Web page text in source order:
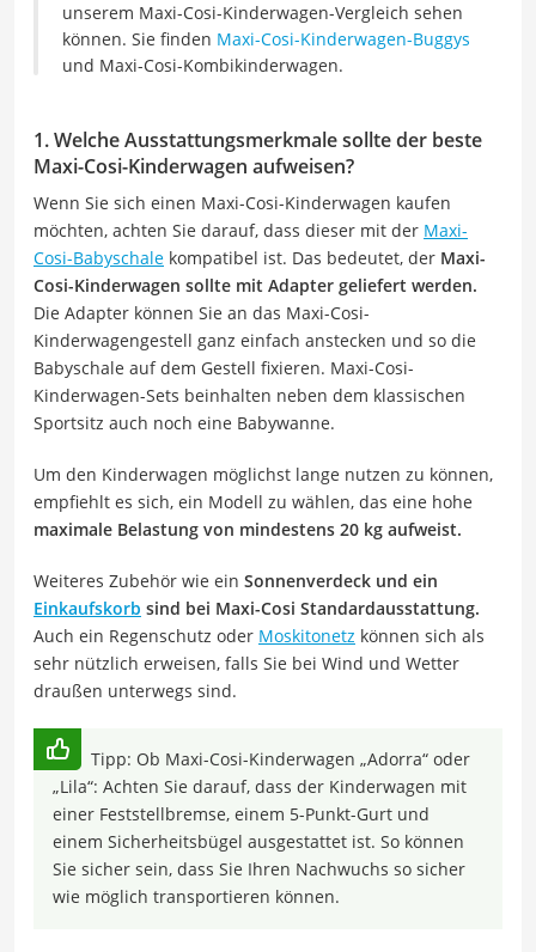
unserem Maxi-Cosi-Kinderwagen-Vergleich sehen
können. Sie finden Maxi-Cosi-Kinderwagen-Buggys
und Maxi-Cosi-Kombikinderwagen.
1. Welche Ausstattungsmerkmale sollte der beste
Maxi-Cosi-Kinderwagen aufweisen?
Wenn Sie sich einen Maxi-Cosi-Kinderwagen kaufen
möchten, achten Sie darauf, dass dieser mit der Maxi-
Cosi-Babyschale kompatibel ist. Das bedeutet, der Maxi-
Cosi-Kinderwagen sollte mit Adapter geliefert werden.
Die Adapter können Sie an das Maxi-Cosi-
Kinderwagengestell ganz einfach anstecken und so die
Babyschale auf dem Gestell fixieren. Maxi-Cosi-
Kinderwagen-Sets beinhalten neben dem klassischen
Sportsitz auch noch eine Babywanne.
Um den Kinderwagen möglichst lange nutzen zu können,
empfiehlt es sich, ein Modell zu wählen, das eine hohe
maximale Belastung von mindestens 20 kg aufweist.
Weiteres Zubehör wie ein Sonnenverdeck und ein
Einkaufskorb sind bei Maxi-Cosi Standardausstattung.
Auch ein Regenschutz oder Moskitonetz können sich als
sehr nützlich erweisen, falls Sie bei Wind und Wetter
draußen unterwegs sind.
Tipp: Ob Maxi-Cosi-Kinderwagen „Adorra“ oder
„Lila“: Achten Sie darauf, dass der Kinderwagen mit
einer Feststellbremse, einem 5-Punkt-Gurt und
einem Sicherheitsbügel ausgestattet ist. So können
Sie sicher sein, dass Sie Ihren Nachwuchs so sicher
wie möglich transportieren können.